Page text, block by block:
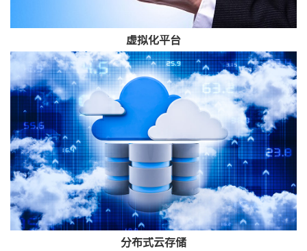
虚拟化平台
分布式云存储